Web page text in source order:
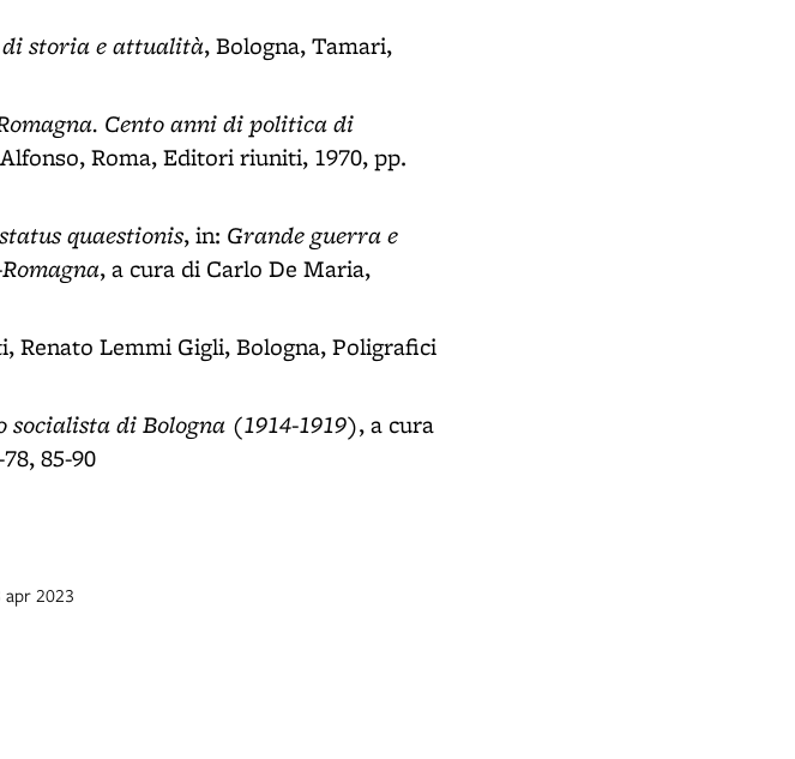
storia e attualità, Bologna, Tamari,
Cento anni di politica di
Roma, Editori riuniti, 1970, pp.
quaestionis, in: Grande guerra e
, a cura di Carlo De Maria,
Renato Lemmi Gigli, Bologna, Poligrafici
socialista di Bologna (1914-1919), a cura
85-90
2023